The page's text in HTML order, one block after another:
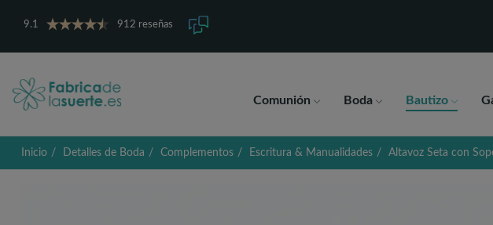
9.1 912 reseñas
Comunión Boda Bautizo
Inicio Detalles de Boda Complementos Escritura & Manualidades Altavoz Seta con